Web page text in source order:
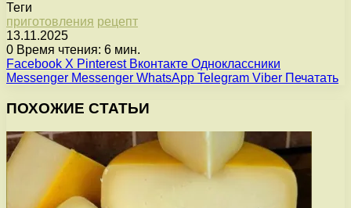
Теги
приготовления рецепт
13.11.2025
0 Время чтения: 6 мин.
Facebook X Pinterest Вконтакте Одноклассники
Messenger Messenger WhatsApp Telegram Viber Печатать
ПОХОЖИЕ СТАТЬИ